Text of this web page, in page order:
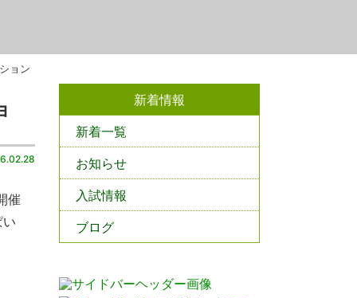
ョン
新着情報
新着一覧
お知らせ
入試情報
ブログ
催